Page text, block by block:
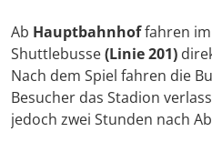
Ab Hauptbahnhoffahren
Shuttlebusse(Linie 201)
Nach dem Spiel fahren die
Besucher das Stadion
jedoch zwei Stunden nach